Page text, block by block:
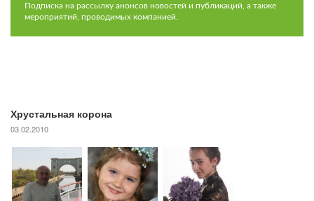
Подписка на рассылку анонсов новостей и публикаций, а также
мероприятий, проводимых компанией.
Хрустальная корона
03.02.2010